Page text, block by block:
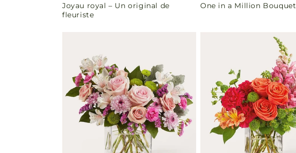
habituel
Joyau royal – Un original de
fleuriste
habituel
One in a Million Bouquet